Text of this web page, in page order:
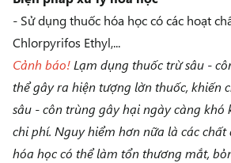
- Sử dụng thuốc hóa học có các hoạt
Chlorpyrifos Ethyl,...
Cảnh báo!Lạm dụng thuốc trừ sâu -
thể gây ra hiện tượng lờn thuốc, khiến
sâu - côn trùng gây hại ngày càng khó
chi phí. Nguy hiểm hơn nữa là các chất
hóa học có thể làm tổn thương mắt,